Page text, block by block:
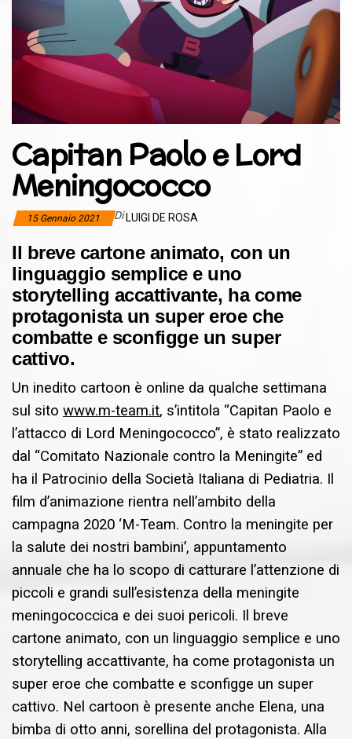
Capitan Paolo e Lord
Meningococco
15 Gennaio 2021 DiLUIGI DE ROSA
Il breve cartone animato, con un
linguaggio semplice e uno
storytelling accattivante, ha come
protagonista un super eroe che
combatte e sconfigge un super
cattivo.
Un inedito cartoon è online da qualche settimana
sul sito www.m-team.it, s’intitola “Capitan Paolo e
l’attacco di Lord Meningococco”, è stato realizzato
dal “Comitato Nazionale contro la Meningite” ed
ha il Patrocinio della Società Italiana di Pediatria. Il
film d’animazione rientra nell’ambito della
campagna 2020 ‘M-Team. Contro la meningite per
la salute dei nostri bambini’, appuntamento
annuale che ha lo scopo di catturare l’attenzione di
piccoli e grandi sull’esistenza della meningite
meningococcica e dei suoi pericoli. Il breve
cartone animato, con un linguaggio semplice e uno
storytelling accattivante, ha come protagonista un
super eroe che combatte e sconfigge un super
cattivo. Nel cartoon è presente anche Elena, una
bimba di otto anni, sorellina del protagonista. Alla